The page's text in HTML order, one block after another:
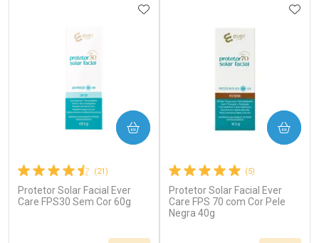
(21)
Protetor Solar Facial Ever
Care FPS30 Sem Cor 60g
ADICIONAR AOS FAVORITOS
COMPRAR
(5)
Protetor Solar Facial Ever
Care FPS 70 com Cor Pele
Negra 40g
COMPRAR